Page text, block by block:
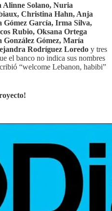
Solano, Nuria
Christina Hahn, Anja
Gómez García, Irma Silva,
Rubio, Oksana Ortega
Gómez, María
Rodríguez Loredo y tres
el banco no indica sus nombres
“welcome Lebanon, habibi”